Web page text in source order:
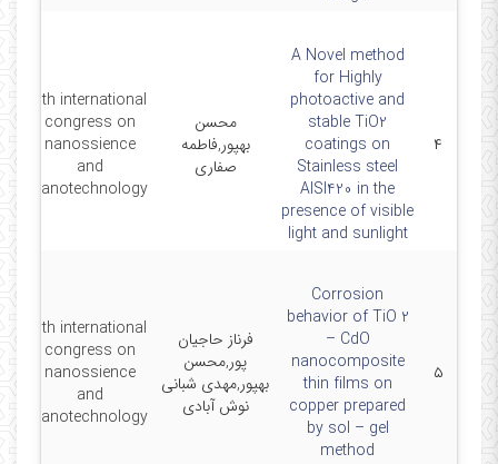
۴
A Novel method
for Highly
photoactive and
stable TiO2
coatings on
Stainless steel
AISI420 in the
presence of visible
light and sunlight
محسن
بهپور,فاطمه
صفاری
6th international
congress on
nanossience
and
nanotechnology
۵
Corrosion
behavior of TiO 2
– CdO
nanocomposite
thin films on
copper prepared
by sol – gel
method
فرناز حاجیان
پور,محسن
بهپور,مهدی شبانی
نوش آبادی
6th international
congress on
nanossience
and
nanotechnology